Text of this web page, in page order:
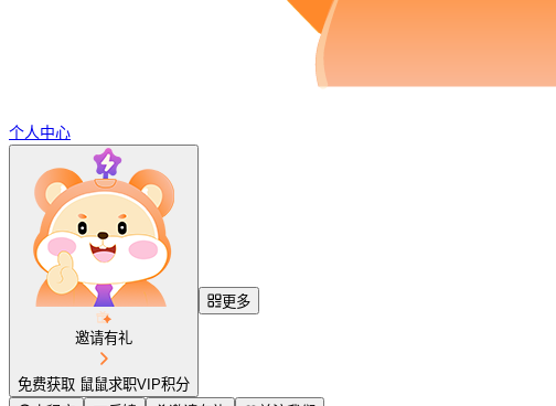
个人中心
邀请有礼
免费获取 鼠鼠求职VIP积分
更多